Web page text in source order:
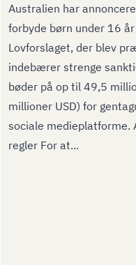
Australien har
forbyde børn under 16
Lovforslaget, der blev
indebærer strenge
bøder på op til 49,5
millioner USD) for
sociale medieplatforme.
regler For at...